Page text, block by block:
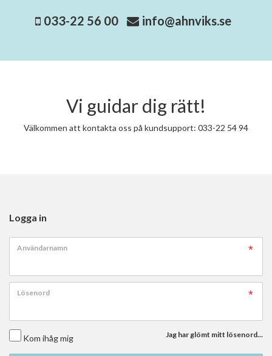
033-22 56 00 info@ahnviks.se
Vi guidar dig rätt!
Välkommen att kontakta oss på kundsupport: 033-22 54 94
Logga in
Användarnamn
Lösenord
Kom ihåg mig Jag har glömt mitt lösenord...